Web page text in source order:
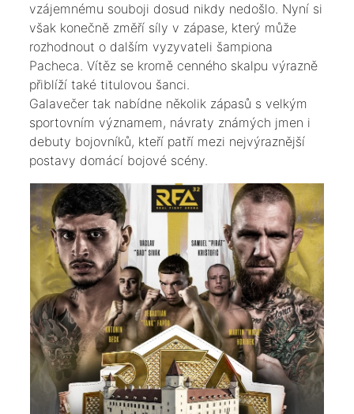
vzájemnému souboji dosud nikdy nedošlo. Nyní si
však konečně změří síly v zápase, který může
rozhodnout o dalším vyzyvateli šampiona
Pacheca. Vítěz se kromě cenného skalpu výrazně
přiblíží také titulovou šanci.
Galavečer tak nabídne několik zápasů s velkým
sportovním významem, návraty známých jmen i
debuty bojovníků, kteří patří mezi nejvýraznější
postavy domácí bojové scény.